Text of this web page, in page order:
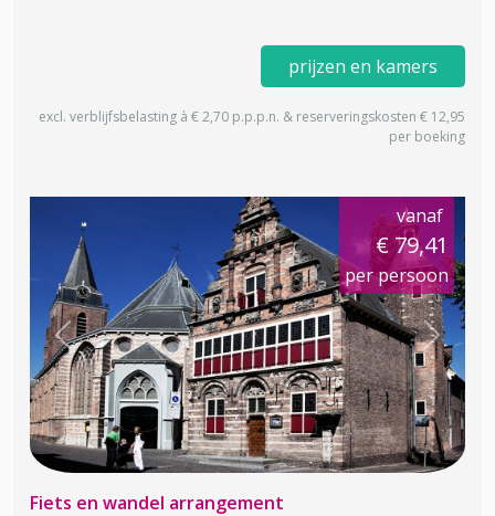
prijzen en kamers
excl. verblijfsbelasting à € 2,70 p.p.p.n. & reserveringskosten € 12,95
per boeking
vanaf
€ 79,41
per persoon
Previous Next
Fiets en wandel arrangement